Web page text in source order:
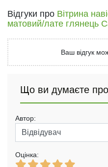
Відгуки про Вітрина
матовий/лате глянець
Ваш відгук
Що ви думаєте
Автор:
Оцінка: